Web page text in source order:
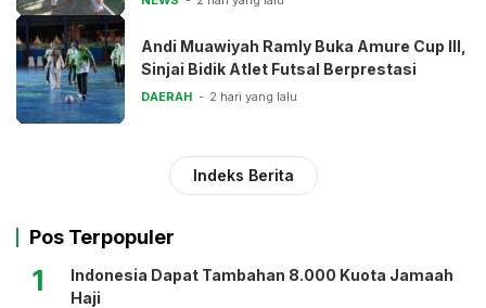
Andi Muawiyah Ramly Buka Amure Cup III,
Sinjai Bidik Atlet Futsal Berprestasi
DAERAH 2 hari yang lalu
Indeks Berita
Pos Terpopuler
1
Indonesia Dapat Tambahan 8.000 Kuota Jamaah
Haji